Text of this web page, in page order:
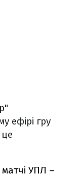
ефірі гру
УПЛ –